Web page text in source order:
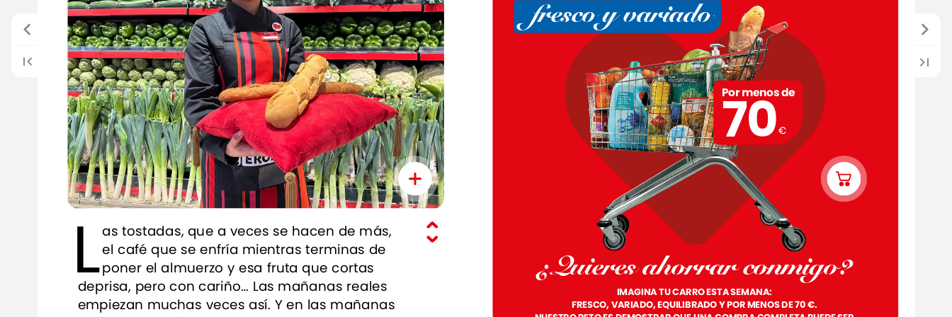
Las tostadas, que a veces se hacen de más,
el café que se enfría mientras terminas de
poner el almuerzo y esa fruta que cortas
deprisa, pero con cariño… Las mañanas reales
empiezan muchas veces así. Y en las mañanas
IMAGINATUCARROESTASEMANA:
FRESCO, VARIADO,EQUILIBRADOYPORMENOSDE70€.
¿Quieresahorrar conmigo?
fresco y variado
70
Por menosde